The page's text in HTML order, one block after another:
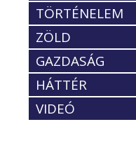
TÖRTÉNELEM
ZÖLD
GAZDASÁG
HÁTTÉR
VIDEÓ